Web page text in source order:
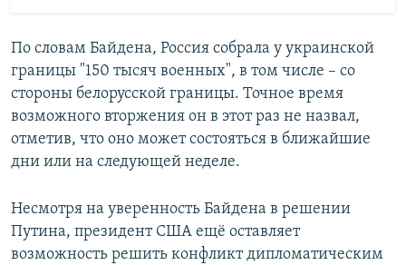
По словам Байдена, Россия собрала у украинской
границы "150 тысяч военных", в том числе – со
стороны белорусской границы. Точное время
возможного вторжения он в этот раз не назвал,
отметив, что оно может состояться в ближайшие
дни или на следующей неделе.
Несмотря на уверенность Байдена в решении
Путина, президент США ещё оставляет
возможность решить конфликт дипломатическим